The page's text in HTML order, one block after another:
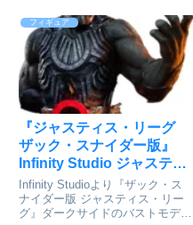
ん」がねんどろいどどーる化！細
かく再現された衣服をまとった姿
のめぐみんを是非お手元にお迎え
ください。※肌の色味はキャラク
ター...
フィギュア
『ジャスティス・リーグ
ザック・スナイダー版』​
Infinity Studio ジャスティ
ス・リーグ ダークサイド
1/1 バストモデルが予約受
付開始
Infinity Studioより『ザック・ス
ナイダー版 ジャスティス・リー
グ』ダークサイドのバストモデル